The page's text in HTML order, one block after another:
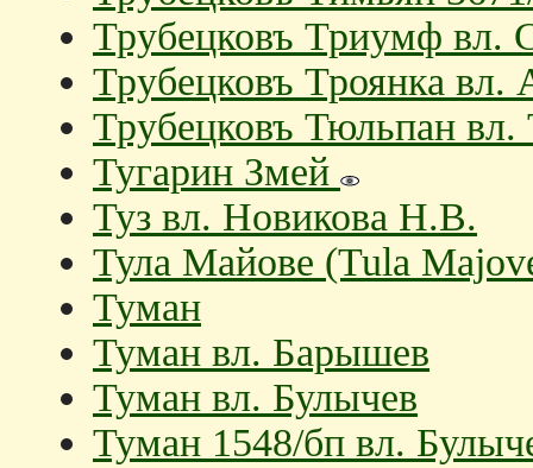
Трубецковъ Триумф вл.
Трубецковъ Троянка
Трубецковъ Тюльпан вл.
Тугарин Змей
Туз вл. Новикова Н.В.
Тула Майове (Tula
Туман
Туман вл. Барышев
Туман вл. Булычев
Туман 1548/бп вл.